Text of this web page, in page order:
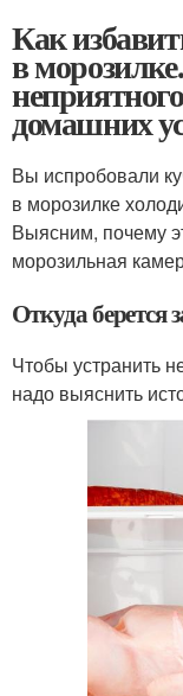
Как
в
домашних
Вы испробовали
в морозилке
Выясним, почему
морозильная
Откуда берется
Чтобы устранить
надо выяснить